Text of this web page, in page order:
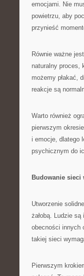
emocjami. Nie
powietrzu, aby
przynieść
Równie ważne
naturalny proces,
możemy płakać,
reakcje są
Warto również
pierwszym
i emocje, dlatego
psychicznym do
Budowanie sieci
Utworzenie
żałobą. Ludzie
obecności innych
takiej sieci
Pierwszym